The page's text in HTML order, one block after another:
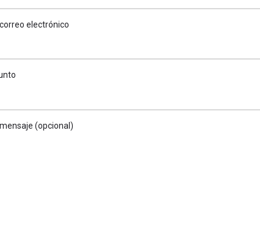
electrónico
(opcional)